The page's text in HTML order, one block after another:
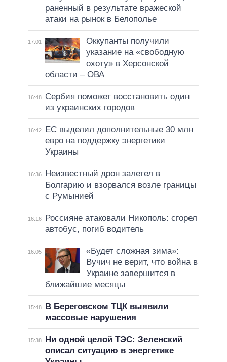
раненный в результате вражеской
атаки на рынок в Белополье
17:01
Оккупанты получили
указание на «свободную
охоту» в Херсонской
области – ОВА
16:48
Сербия поможет восстановить один
из украинских городов
16:42
ЕС выделил дополнительные 30 млн
евро на поддержку энергетики
Украины
16:36
Неизвестный дрон залетел в
Болгарию и взорвался возле границы
с Румынией
16:16
Россияне атаковали Никополь: сгорел
автобус, погиб водитель
16:05
«Будет сложная зима»:
Вучич не верит, что война в
Украине завершится в
ближайшие месяцы
15:48
В Береговском ТЦК выявили
массовые нарушения
15:38
Ни одной целой ТЭС: Зеленский
описал ситуацию в энергетике